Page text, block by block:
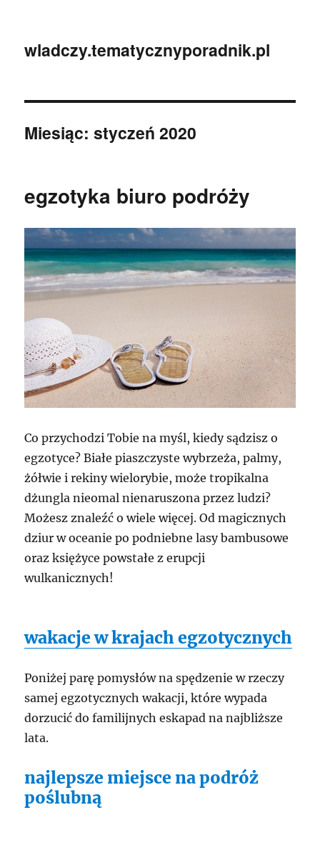
wladczy.tematycznyporadnik.pl
Miesiąc:styczeń 2020
egzotyka biuro podróży
Co przychodzi Tobie na myśl, kiedy sądzisz o
egzotyce? Białe piaszczyste wybrzeża, palmy,
żółwie i rekiny wielorybie, może tropikalna
dżungla nieomal nienaruszona przez ludzi?
Możesz znaleźć o wiele więcej. Od magicznych
dziur w oceanie po podniebne lasy bambusowe
oraz księżyce powstałe z erupcji
wulkanicznych!
wakacje w krajach egzotycznych
Poniżej parę pomysłów na spędzenie w rzeczy
samej egzotycznych wakacji, które wypada
dorzucić do familijnych eskapad na najbliższe
lata.
najlepsze miejsce na podróż
poślubną